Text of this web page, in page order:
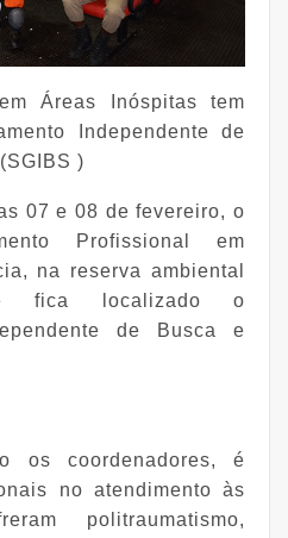
Áreas Inóspitas tem
Independente de
)
07 e 08 de fevereiro, o
Profissional em
na reserva ambiental
fica localizado o
de Busca e
os coordenadores, é
no atendimento às
politraumatismo,